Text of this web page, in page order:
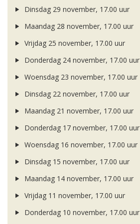
Dinsdag 29 november, 17.00 uur
Maandag 28 november, 17.00 uur
Vrijdag 25 november, 17.00 uur
Donderdag 24 november, 17.00 uur
Woensdag 23 november, 17.00 uur
Dinsdag 22 november, 17.00 uur
Maandag 21 november, 17.00 uur
Donderdag 17 november, 17.00 uur
Woensdag 16 november, 17.00 uur
Dinsdag 15 november, 17.00 uur
Maandag 14 november, 17.00 uur
Vrijdag 11 november, 17.00 uur
Donderdag 10 november, 17.00 uur